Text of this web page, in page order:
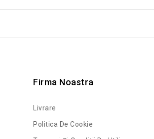
Firma Noastra
Livrare
Politica De Cookie